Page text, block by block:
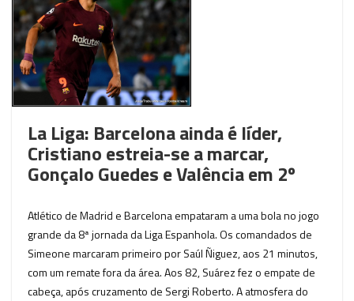
La Liga: Barcelona ainda é líder,
Cristiano estreia-se a marcar,
Gonçalo Guedes e Valência em 2º
Atlético de Madrid e Barcelona empataram a uma bola no jogo
grande da 8ª jornada da Liga Espanhola. Os comandados de
Simeone marcaram primeiro por Saúl Ñiguez, aos 21 minutos,
com um remate fora da área. Aos 82, Suárez fez o empate de
cabeça, após cruzamento de Sergi Roberto. A atmosfera do